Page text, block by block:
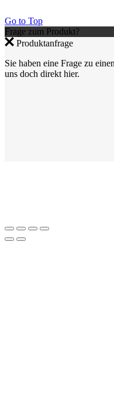
Go to Top
Frage zum Produkt?
Produktanfrage
Sie haben eine Frage zu
uns doch direkt hier.